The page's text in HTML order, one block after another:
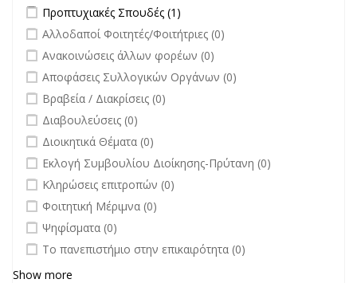
Apply Προπτυχιακές Σπουδές filter
Προπτυχιακές Σπουδές (1)
undefined
Αλλοδαποί Φοιτητές/Φοιτήτριες (0)
undefined
Ανακοινώσεις άλλων φορέων (0)
undefined
Αποφάσεις Συλλογικών Οργάνων (0)
undefined
Βραβεία / Διακρίσεις (0)
undefined
Διαβουλεύσεις (0)
undefined
Διοικητικά Θέματα (0)
undefined
Εκλογή Συμβουλίου Διοίκησης-Πρύτανη (0)
undefined
Κληρώσεις επιτροπών (0)
undefined
Φοιτητική Μέριμνα (0)
undefined
Ψηφίσματα (0)
undefined
Το πανεπιστήμιο στην επικαιρότητα (0)
Show more